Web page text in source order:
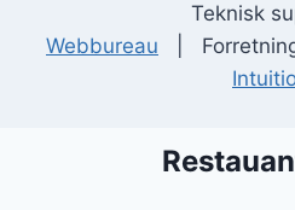
Teknisk
Webbureau |